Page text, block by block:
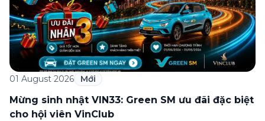
01 August 2026 Mới
Mừng sinh nhật VIN33: Green SM ưu đãi đặc biệt
cho hội viên VinClub